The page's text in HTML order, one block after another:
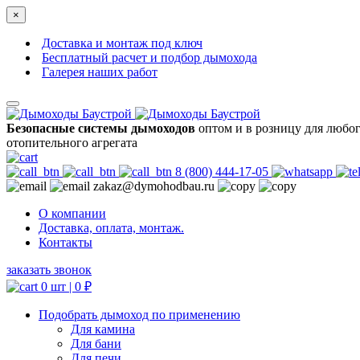
×
Доставка и монтаж под ключ
Бесплатный расчет и подбор дымохода
Галерея наших работ
Безопасные системы дымоходов оптом и в розницу для
отопительного агрегата
8 (800) 444-17-05
zakaz@dymohodbau.ru
О компании
Доставка, оплата, монтаж.
Контакты
заказать звонок
0 шт | 0 ₽
Подобрать дымоход по применению
Для камина
Для бани